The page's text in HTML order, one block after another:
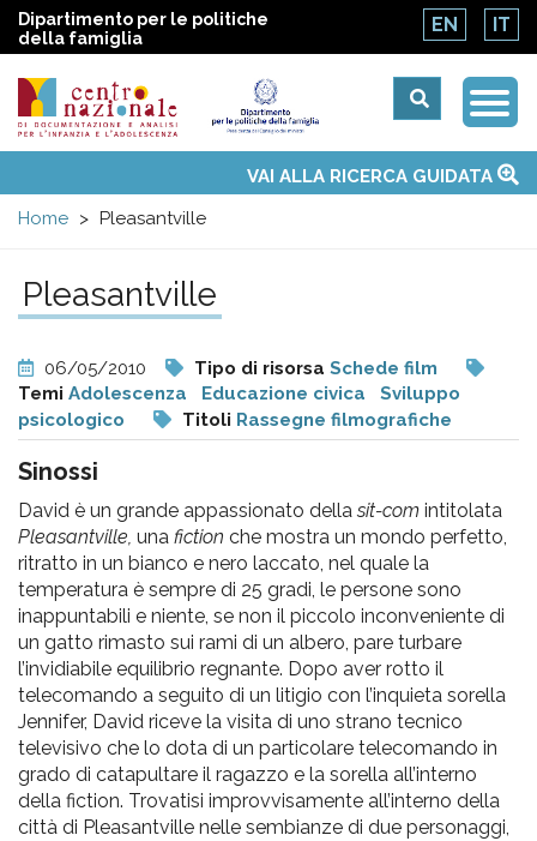
Dipartimento per le politiche
della famiglia
EN IT
Centro
nazionale
di
Documentazione
e
analisi
pr
l'infanzia
e
l'adolescenza
menu
Temi
Attività
Convenzione ONUVAI ALLA RICERCA GUIDATA
Home
Pleasantville
Pleasantville
06/05/2010 Tipo di risorsa Schede film
Temi Adolescenza Educazione civica
Sviluppo
psicologico
Titoli Rassegne filmografiche
Sinossi
David è un grande appassionato dellasit-com intitolata
Pleasantville, una fiction che mostra un mondo perfetto,
ritratto in un bianco e nero laccato, nel quale la
temperatura è sempre di 25 gradi, le persone sono
inappuntabili e niente, se non il piccolo inconveniente di
un gatto rimasto sui rami di un albero, pare turbare
l’invidiabile equilibrio regnante. Dopo aver rotto il
telecomando a seguito di un litigio con l’inquieta sorella
Jennifer, David riceve la visita di uno strano tecnico
televisivo che lo dota di un particolare telecomando in
grado di catapultare il ragazzo e la sorella all’interno
della fiction. Trovatisi improvvisamente all’interno della
città di Pleasantville nelle sembianze di due personaggi,